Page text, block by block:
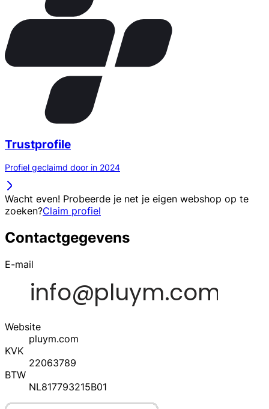
Trustprofile
Profiel geclaimd door in 2024
Wacht even! Probeerde je net je eigen webshop op te
zoeken?Claim profiel
Contactgegevens
E-mail
Website
pluym.com
KVK
22063789
BTW
NL817793215B01